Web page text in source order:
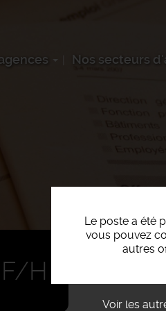
Nos secteurs
Le poste a été
vous pouvez
autres
Voir les
H